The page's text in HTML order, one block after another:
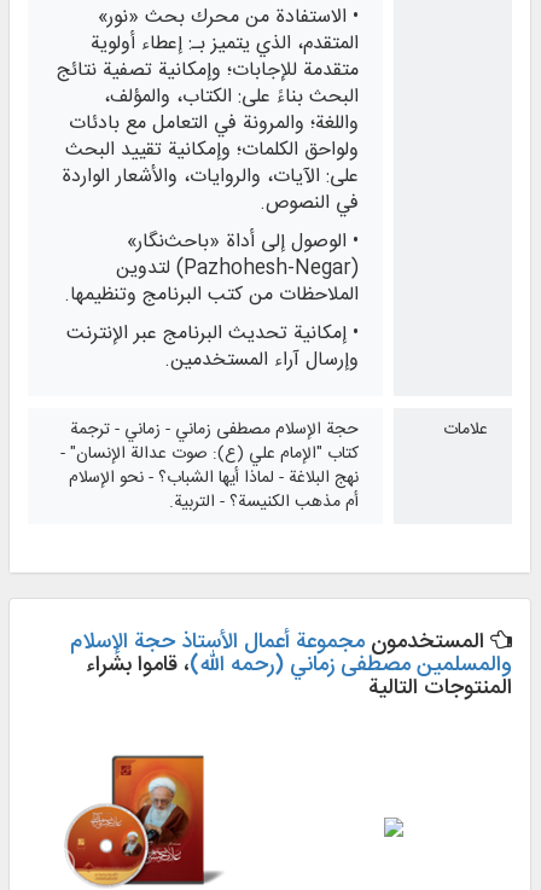
• الاستفادة من محرك بحث «نور»
المتقدم، الذي يتميز بـ: إعطاء أولوية
متقدمة للإجابات؛ وإمكانية تصفية نتائج
البحث بناءً على: الكتاب، والمؤلف،
واللغة؛ والمرونة في التعامل مع بادئات
ولواحق الكلمات؛ وإمكانية تقييد البحث
على: الآيات، والروايات، والأشعار الواردة
في النصوص.
• الوصول إلى أداة «باحث‌نگار»
(Pazhohesh-Negar) لتدوين
الملاحظات من كتب البرنامج وتنظيمها.
• إمكانية تحديث البرنامج عبر الإنترنت
وإرسال آراء المستخدمين.
علامات
حجة الإسلام مصطفى زماني - زماني - ترجمة
كتاب "الإمام علي (ع): صوت عدالة الإنسان" -
نهج البلاغة - لماذا أيها الشباب؟ - نحو الإسلام
أم مذهب الكنيسة؟ - التربية.
المستخدمون مجموعة أعمال الأستاذ حجة الإسلام
والمسلمين مصطفى زماني (رحمه الله)، قاموا بشراء
المنتوجات التالية